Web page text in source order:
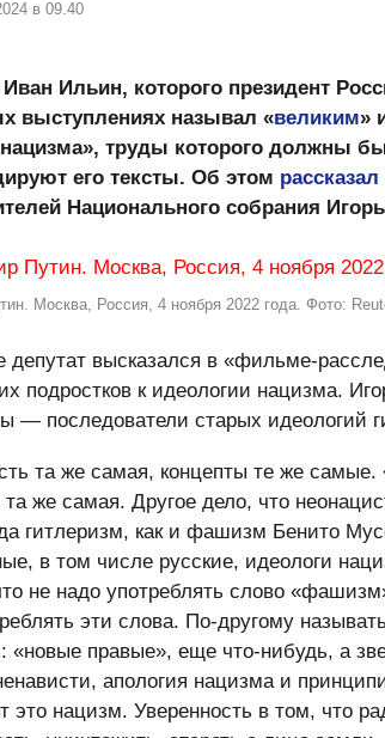
в 09.40
Ильин, которого президент
выступлениях называл «великим»
труды которого должны
его тексты. Об этом рассказал
Национального собрания
Москва, Россия, 4 ноября 2022 года. Фото:
высказался в «фильме-
подростков к идеологии нацизма.
— последователи старых идеологий
та же самая, концепты те же
та же самая. Другое дело, что
гитлеризм, как и фашизм Бенито
в том числе русские, идеологи
не надо употреблять слово
эти слова. По-другому
«новые правые», еще что-нибудь, а
апология нацизма и
это нацизм. Уверенность в том, что